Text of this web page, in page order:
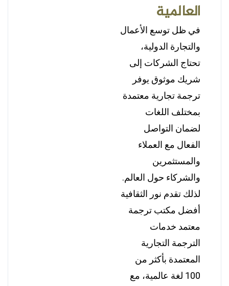
العالمية
في ظل توسع الأعمال
والتجارة الدولية،
تحتاج الشركات إلى
شريك موثوق يوفر
ترجمة تجارية معتمدة
بمختلف اللغات
لضمان التواصل
الفعال مع العملاء
والمستثمرين
والشركاء حول العالم.
لذلك تقدم نور الثقافية
أفضل مكتب ترجمة
معتمد خدمات
الترجمة التجارية
المعتمدة بأكثر من
100 لغة عالمية، مع